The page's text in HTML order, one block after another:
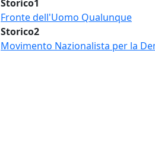
Storico1
Fronte dell'Uomo Qualunque
Storico2
Movimento Nazionalista per la